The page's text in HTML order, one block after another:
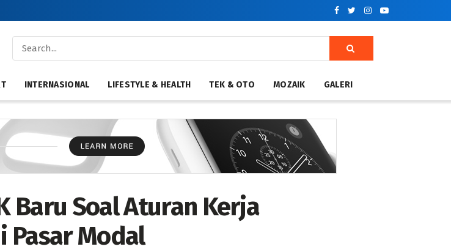
INTERNASIONAL LIFESTYLE & HEALTH TEK & OTO MOZAIK GALERI
Baru Soal Aturan Kerja
Pasar Modal